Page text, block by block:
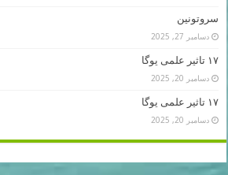
سروتونین
دسامبر 27, 2025
۱۷ تاثیر علمی یوگا
دسامبر 20, 2025
۱۷ تاثیر علمی یوگا
دسامبر 20, 2025